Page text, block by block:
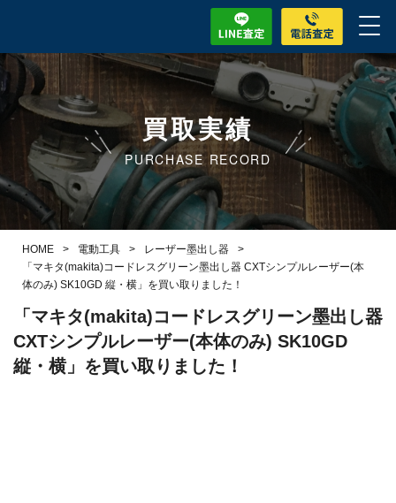
買取実績
PURCHASE RECORD
HOME > 電動工具 > レーザー墨出し器
>
「マキタ(makita)コードレスグリーン墨出し器 CXTシンプルレーザー(本
体のみ) SK10GD 縦・横」を買い取りました！
「マキタ(makita)コードレスグリーン墨出し器
CXTシンプルレーザー(本体のみ) SK10GD
縦・横」を買い取りました！